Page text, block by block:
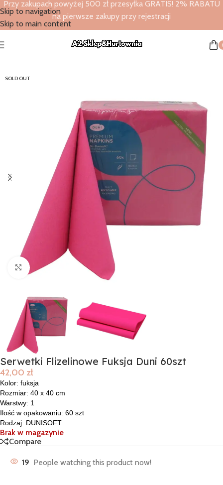
Skip to navigation
Skip to main content
Przy zakupach powyżej 500 zł przesyłka GRATIS! 2% RABATU
na pierwsze zakupy przy rejestracji
Strona główna Serwetki flizelinowe
SOLD OUT
Click to enlarge
Serwetki Flizelinowe Fuksja Duni 60szt
42,00 zł
Kolor: fuksja
Rozmiar: 40 x 40 cm
Warstwy: 1
Ilość w opakowaniu: 60 szt
Rodzaj: DUNISOFT
Brak w magazynie
Compare
19 People watching this product now!